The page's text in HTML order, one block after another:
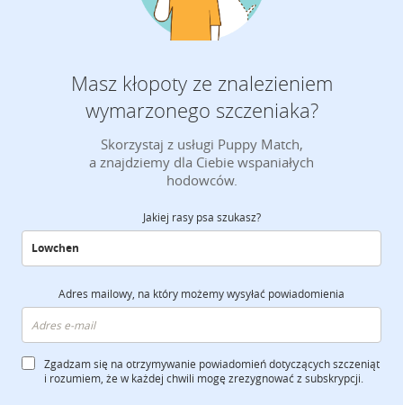
Masz kłopoty ze znalezieniem
wymarzonego szczeniaka?
Skorzystaj z usługi Puppy Match,
a znajdziemy dla Ciebie wspaniałych
hodowców.
Jakiej rasy psa szukasz?
Adres mailowy, na który możemy wysyłać powiadomienia
Zgadzam się na otrzymywanie powiadomień dotyczących szczeniąt
i rozumiem, że w każdej chwili mogę zrezygnować z subskrypcji.